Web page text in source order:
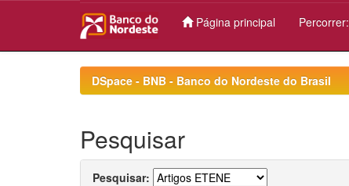
Página principal Percorrer:
DSpace - BNB - Banco do Nordeste do Brasil
Pesquisar
Pesquisar: